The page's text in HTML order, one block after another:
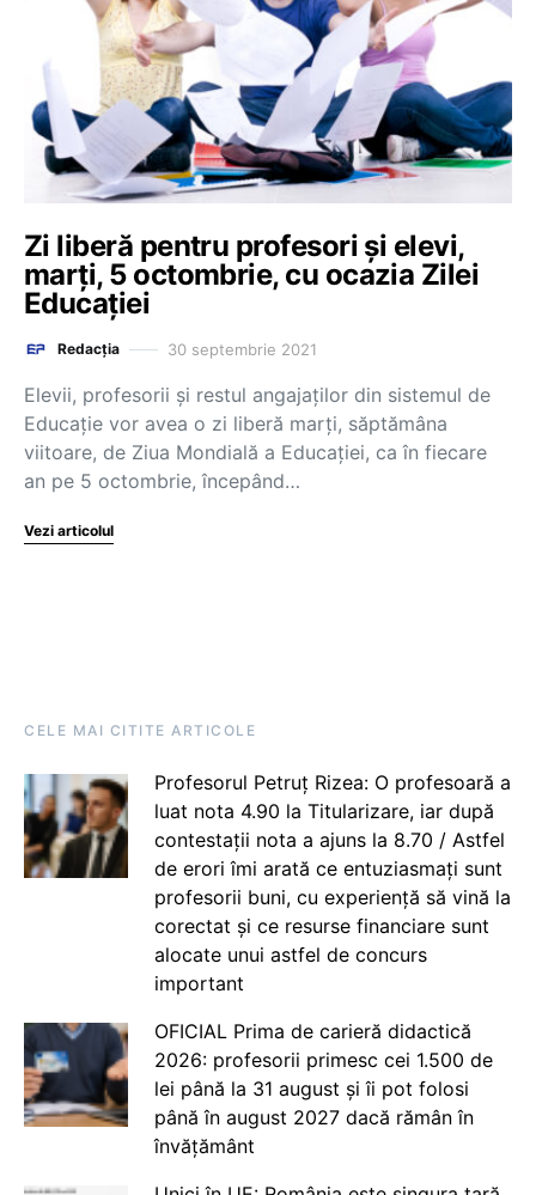
Zi liberă pentru profesori și elevi,
marți, 5 octombrie, cu ocazia Zilei
Educației
Redacția 30 septembrie 2021
Elevii, profesorii și restul angajaților din sistemul de
Educație vor avea o zi liberă marți, săptămâna
viitoare, de Ziua Mondială a Educației, ca în fiecare
an pe 5 octombrie, începând…
Vezi articolul
CELE MAI CITITE ARTICOLE
Profesorul Petruț Rizea: O profesoară a
luat nota 4.90 la Titularizare, iar după
contestații nota a ajuns la 8.70 / Astfel
de erori îmi arată ce entuziasmați sunt
profesorii buni, cu experiență să vină la
corectat și ce resurse financiare sunt
alocate unui astfel de concurs
important
OFICIAL Prima de carieră didactică
2026: profesorii primesc cei 1.500 de
lei până la 31 august și îi pot folosi
până în august 2027 dacă rămân în
învățământ